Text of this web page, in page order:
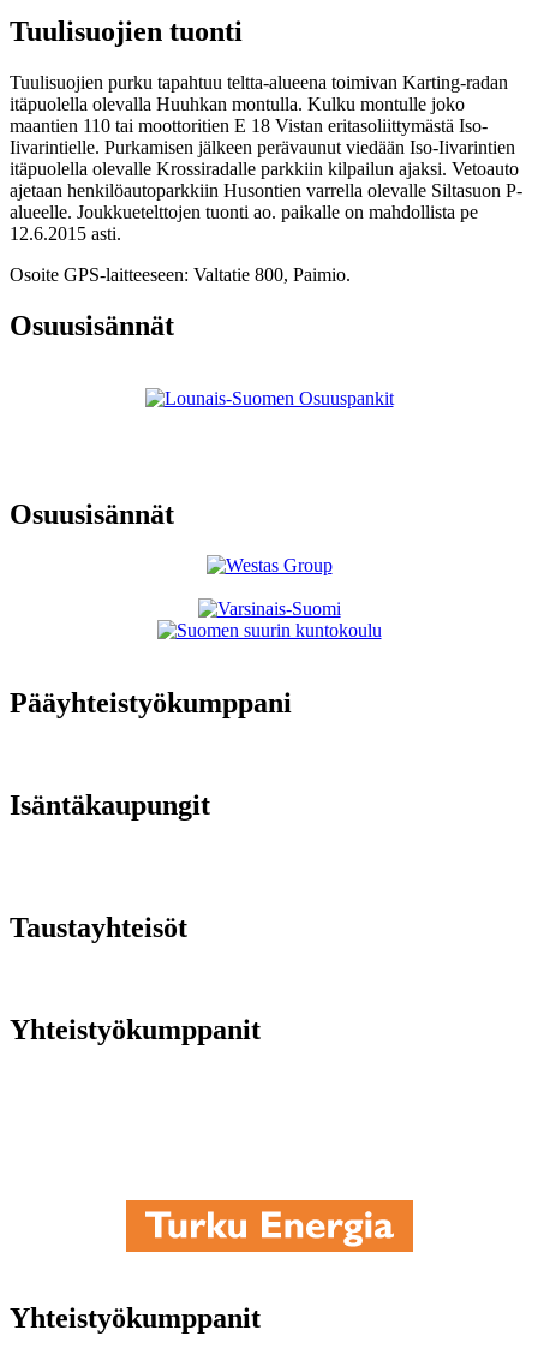
Tuulisuojien tuonti
Tuulisuojien purku tapahtuu teltta-alueena toimivan Karting-radan
itäpuolella olevalla Huuhkan montulla. Kulku montulle joko
maantien 110 tai moottoritien E 18 Vistan eritasoliittymästä Iso-
Iivarintielle. Purkamisen jälkeen perävaunut viedään Iso-Iivarintien
itäpuolella olevalle Krossiradalle parkkiin kilpailun ajaksi. Vetoauto
ajetaan henkilöautoparkkiin Husontien varrella olevalle Siltasuon P-
alueelle. Joukkuetelttojen tuonti ao. paikalle on mahdollista pe
12.6.2015 asti.
Osoite GPS-laitteeseen: Valtatie 800, Paimio.
Osuusisännät
Osuusisännät
Pääyhteistyökumppani
Isäntäkaupungit
Taustayhteisöt
Yhteistyökumppanit
Yhteistyökumppanit